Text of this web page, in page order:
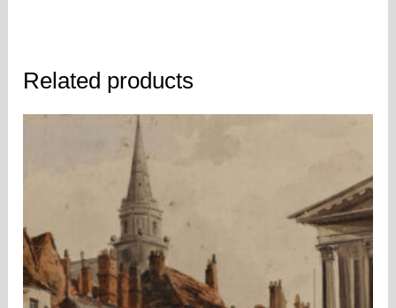
Related products